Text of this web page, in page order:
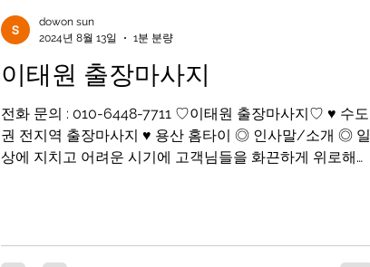
이태원 출장마사지
전화 문의 : 010-6448-7711 ♡이태원 출장마사지♡ ♥ 수도
권 전지역 출장마사지 ♥ 용산 홈타이 ◎ 인사말/소개 ◎ 일
상에 지치고 어려운 시기에 고객님들을 화끈하게 위로해드
dowon sun
2024년 8월 13일
1분 분량